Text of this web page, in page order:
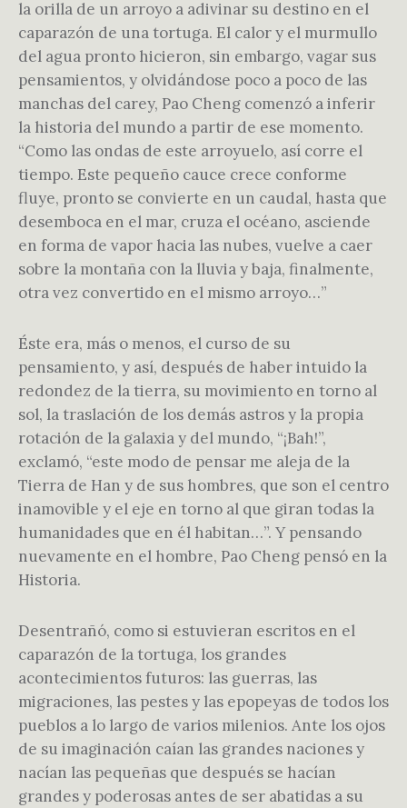
la orilla de un arroyo a adivinar su destino en el
caparazón de una tortuga. El calor y el murmullo
del agua pronto hicieron, sin embargo, vagar sus
pensamientos, y olvidándose poco a poco de las
manchas del carey, Pao Cheng comenzó a inferir
la historia del mundo a partir de ese momento.
“Como las ondas de este arroyuelo, así corre el
tiempo. Este pequeño cauce crece conforme
fluye, pronto se convierte en un caudal, hasta que
desemboca en el mar, cruza el océano, asciende
en forma de vapor hacia las nubes, vuelve a caer
sobre la montaña con la lluvia y baja, finalmente,
otra vez convertido en el mismo arroyo…”
Éste era, más o menos, el curso de su
pensamiento, y así, después de haber intuido la
redondez de la tierra, su movimiento en torno al
sol, la traslación de los demás astros y la propia
rotación de la galaxia y del mundo, “¡Bah!”,
exclamó, “este modo de pensar me aleja de la
Tierra de Han y de sus hombres, que son el centro
inamovible y el eje en torno al que giran todas la
humanidades que en él habitan…”. Y pensando
nuevamente en el hombre, Pao Cheng pensó en la
Historia.
Desentrañó, como si estuvieran escritos en el
caparazón de la tortuga, los grandes
acontecimientos futuros: las guerras, las
migraciones, las pestes y las epopeyas de todos los
pueblos a lo largo de varios milenios. Ante los ojos
de su imaginación caían las grandes naciones y
nacían las pequeñas que después se hacían
grandes y poderosas antes de ser abatidas a su